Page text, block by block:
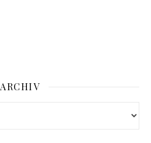
ARCHIV